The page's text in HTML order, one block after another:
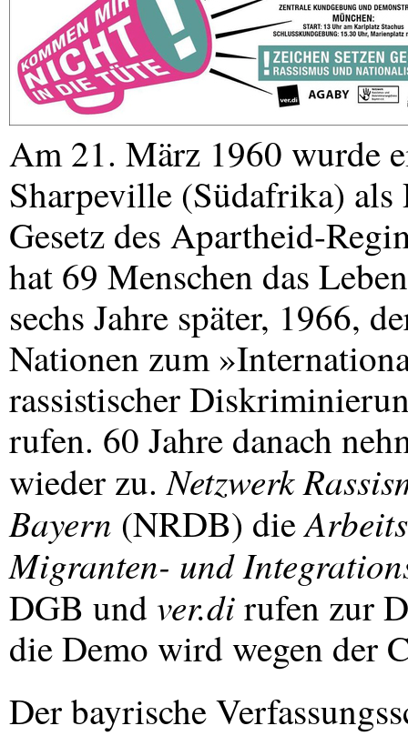
Am 21. März 1960 wurde
Sharpeville (Südafrika) als
Gesetz des Apartheid-
hat 69 Menschen das
sechs Jahre später, 1966,
Nationen zum
rassistischer
rufen. 60 Jahre danach
wieder zu.Netzwerk
Bayern (NRDB) die
Migranten- und
DGB undver.dirufen zur
die Demo wird wegen der
Der bayrische